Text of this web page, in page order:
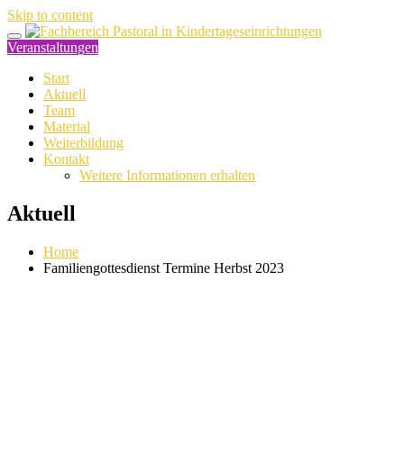
Skip to content
Veranstaltungen
Start
Aktuell
Team
Material
Weiterbildung
Kontakt
Weitere Informationen erhalten
Aktuell
Home
Familiengottesdienst Termine Herbst 2023